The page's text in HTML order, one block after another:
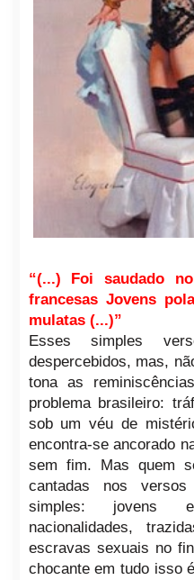
“(...) Foi saudado
francesas Jovens
mulatas (...)”
Esses simples
despercebidos, mas,
tona as
problema brasileiro:
sob um véu de
encontra-se ancorado
sem fim. Mas quem
cantadas nos
simples: jovens
nacionalidades,
escravas sexuais no
chocante em tudo isso